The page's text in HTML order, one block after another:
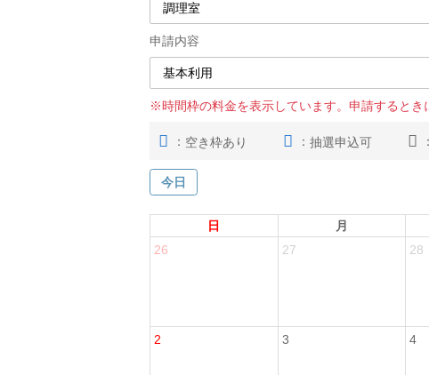
申請内容
※時間枠の料金を表示しています。申請するとき
： 空き枠あり ： 抽選申込可 ：
今日
日 月
26
27 28
2 3 4